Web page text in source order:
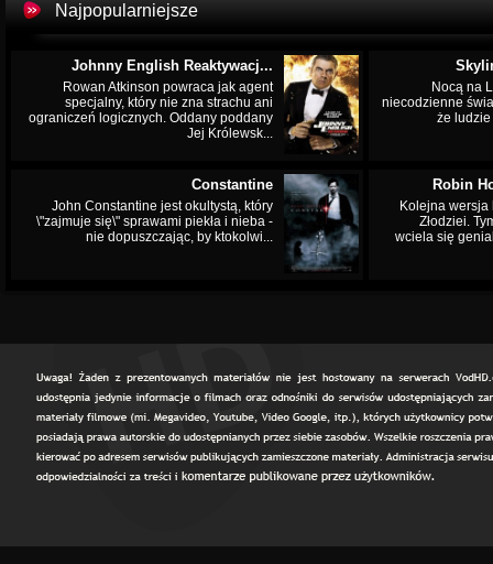
Najpopularniejsze
Johnny English Reaktywacj...
Rowan Atkinson powraca jak agent
specjalny, który nie zna strachu ani
ograniczeń logicznych. Oddany poddany
Jej Królewsk...
Nocą na
niecodzienne
że
Constantine
John Constantine jest okultystą, który
\"zajmuje się\" sprawami piekła i nieba -
nie dopuszczając, by ktokolwi...
Robin
Kolejna wersja
Złodziei.
wciela się